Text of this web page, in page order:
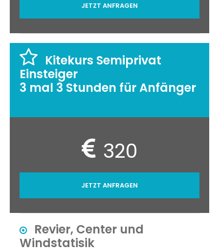
JETZT ANFRAGEN
Kitekurs Semiprivat
Einsteiger
3 mal 3 Stunden für Anfänger
320
JETZT ANFRAGEN
Revier, Center und
Windstatisik